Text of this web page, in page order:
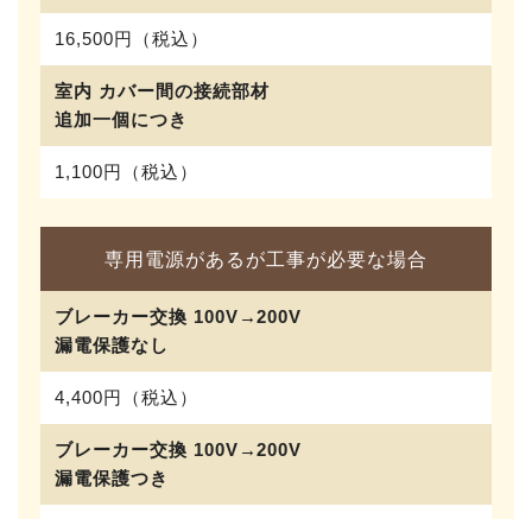
16,500円（税込）
室内 カバー間の接続部材
追加一個につき
1,100円（税込）
専用電源があるが工事が必要な場合
ブレーカー交換 100V→200V
漏電保護なし
4,400円（税込）
ブレーカー交換 100V→200V
漏電保護つき